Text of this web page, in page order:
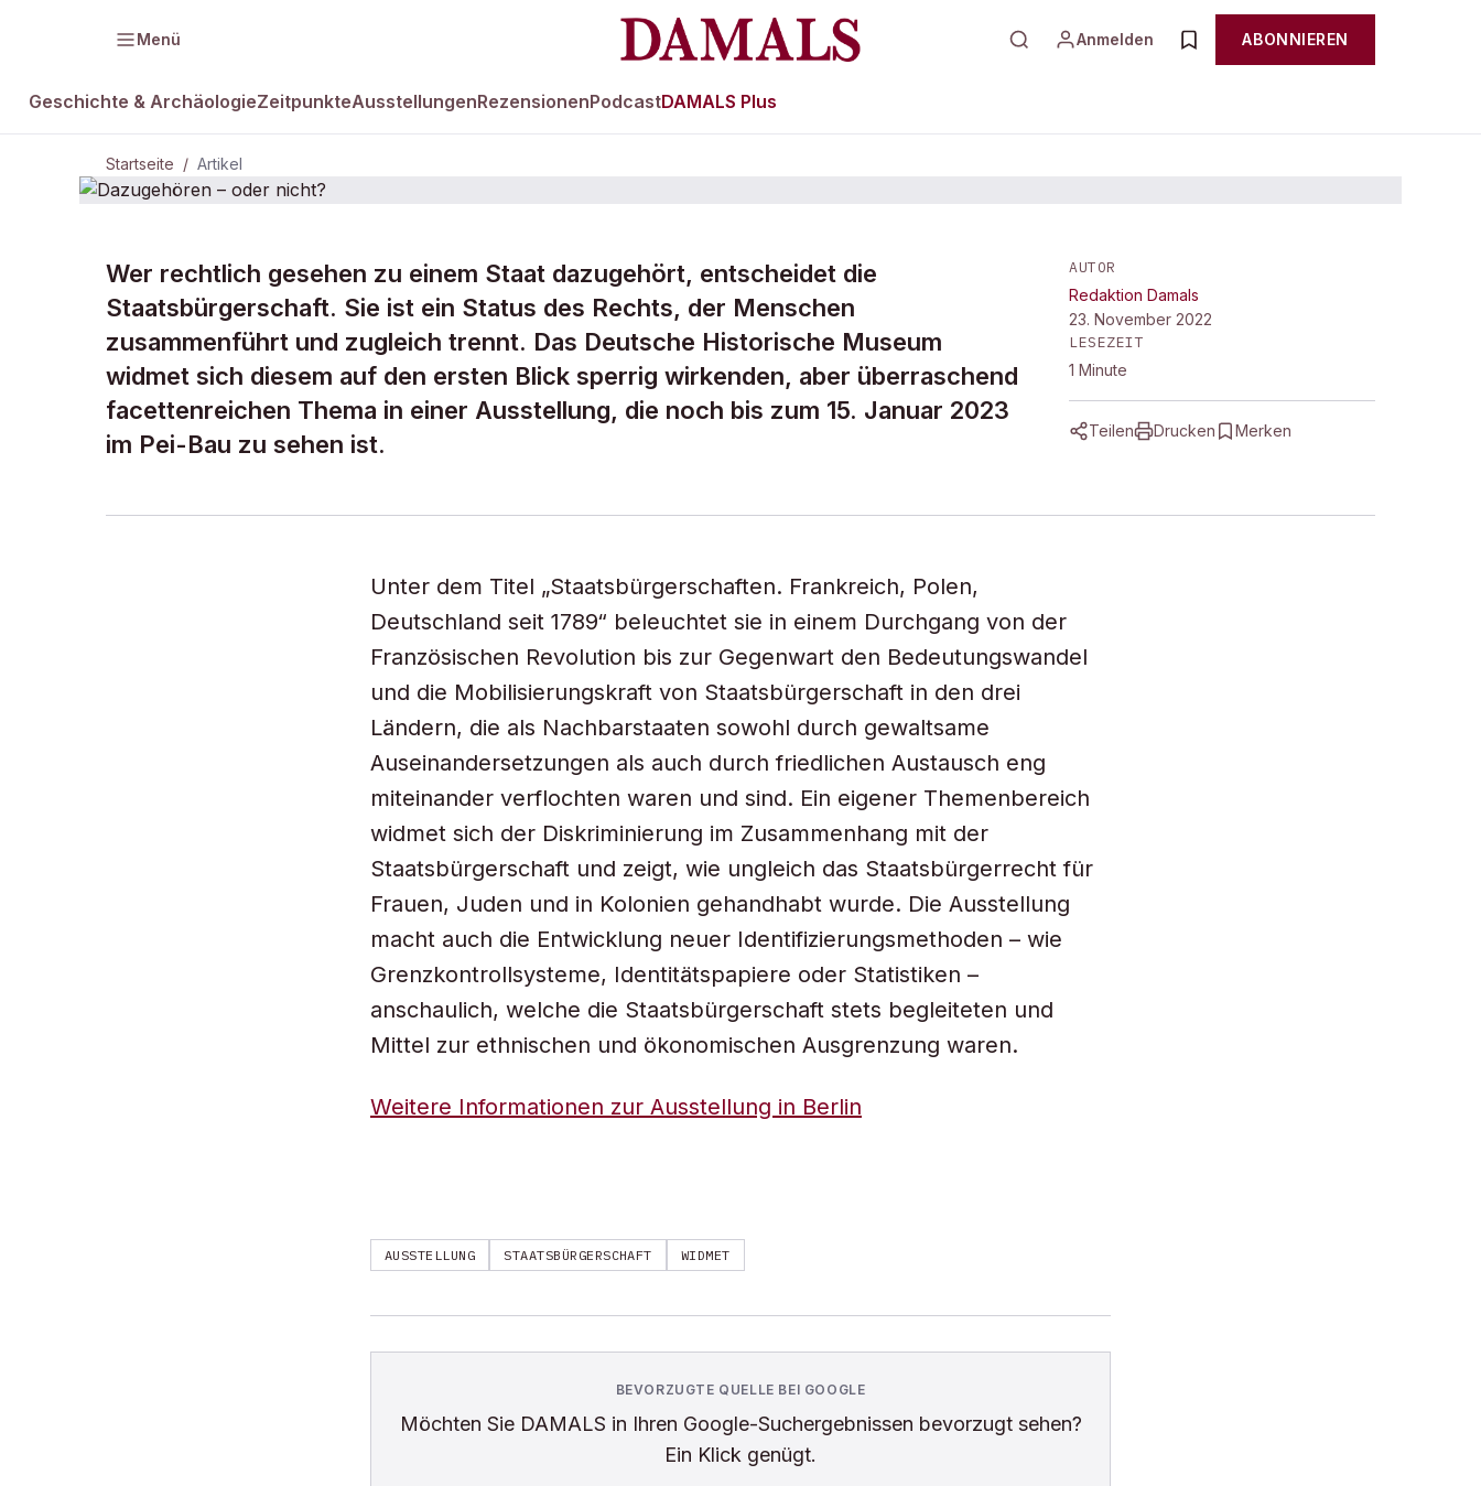
Menü Anmelden ABONNIEREN
Geschichte & ArchäologieZeitpunkteAusstellungenRezensionenPodcastDAMALS Plus
Startseite / Artikel
Dazugehören – oder
nicht?
Wer rechtlich gesehen zu einem Staat dazugehört, entscheidet die
Staatsbürgerschaft. Sie ist ein Status des Rechts, der Menschen
zusammenführt und zugleich trennt. Das Deutsche Historische Museum
widmet sich diesem auf den ersten Blick sperrig wirkenden, aber überraschend
facettenreichen Thema in einer Ausstellung, die noch bis zum 15. Januar 2023
im Pei-Bau zu sehen ist.
AUTOR
Redaktion Damals
23. November 2022
LESEZEIT
1 Minute
Teilen Drucken Merken
Unter dem Titel „Staatsbürgerschaften. Frankreich, Polen,
Deutschland seit 1789“ beleuchtet sie in einem Durchgang von der
Französischen Revolution bis zur Gegenwart den Bedeutungswandel
und die Mobilisierungskraft von Staatsbürgerschaft in den drei
Ländern, die als Nachbarstaaten sowohl durch gewaltsame
Auseinandersetzungen als auch durch friedlichen Austausch eng
miteinander verflochten waren und sind. Ein eigener Themenbereich
widmet sich der Diskriminierung im Zusammenhang mit der
Staatsbürgerschaft und zeigt, wie ungleich das Staatsbürgerrecht für
Frauen, Juden und in Kolonien gehandhabt wurde. Die Ausstellung
macht auch die Entwicklung neuer Identifizierungsmethoden – wie
Grenzkontrollsysteme, Identitätspapiere oder Statistiken –
anschaulich, welche die Staatsbürgerschaft stets begleiteten und
Mittel zur ethnischen und ökonomischen Ausgrenzung waren.
Weitere Informationen zur Ausstellung in Berlin
AUSSTELLUNG STAATSBÜRGERSCHAFT WIDMET
BEVORZUGTE QUELLE BEI GOOGLE
Möchten Sie DAMALS in Ihren Google-Suchergebnissen bevorzugt sehen?
Ein Klick genügt.